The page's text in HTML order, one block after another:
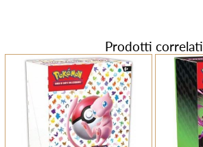
Prodotti correlati